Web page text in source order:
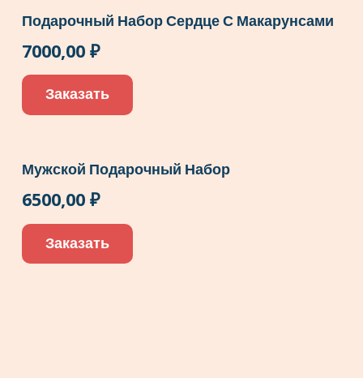
Подарочный Набор Сердце С Макарунсами
7000,00 ₽
Заказать
Мужской Подарочный Набор
6500,00 ₽
Заказать